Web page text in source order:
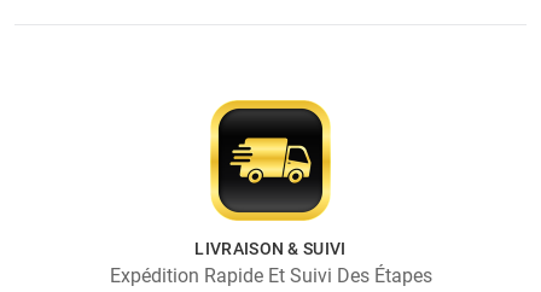
LIVRAISON & SUIVI
Expédition Rapide Et Suivi Des Étapes